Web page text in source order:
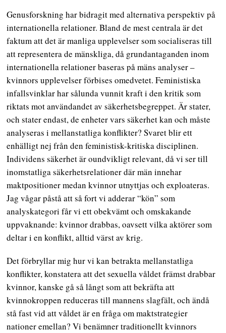
Genusforskning har bidragit med alternativa perspektiv på
internationella relationer. Bland de mest centrala är det
faktum att det är manliga upplevelser som socialiseras till
att representera de mänskliga, då grundantaganden inom
internationella relationer baseras på mäns analyser –
kvinnors upplevelser förbises omedvetet. Feministiska
infallsvinklar har sålunda vunnit kraft i den kritik som
riktats mot användandet av säkerhetsbegreppet. Är stater,
och stater endast, de enheter vars säkerhet kan och måste
analyseras i mellanstatliga konflikter? Svaret blir ett
enhälligt nej från den feministisk-kritiska disciplinen.
Individens säkerhet är oundvikligt relevant, då vi ser till
inomstatliga säkerhetsrelationer där män innehar
maktpositioner medan kvinnor utnyttjas och exploateras.
Jag vågar påstå att så fort vi adderar “kön” som
analyskategori får vi ett obekvämt och omskakande
uppvaknande: kvinnor drabbas, oavsett vilka aktörer som
deltar i en konflikt, alltid värst av krig.
Det förbryllar mig hur vi kan betrakta mellanstatliga
konflikter, konstatera att det sexuella våldet främst drabbar
kvinnor, kanske gå så långt som att bekräfta att
kvinnokroppen reduceras till mannens slagfält, och ändå
stå fast vid att våldet är en fråga om maktstrategier
nationer emellan? Vi benämner traditionellt kvinnors